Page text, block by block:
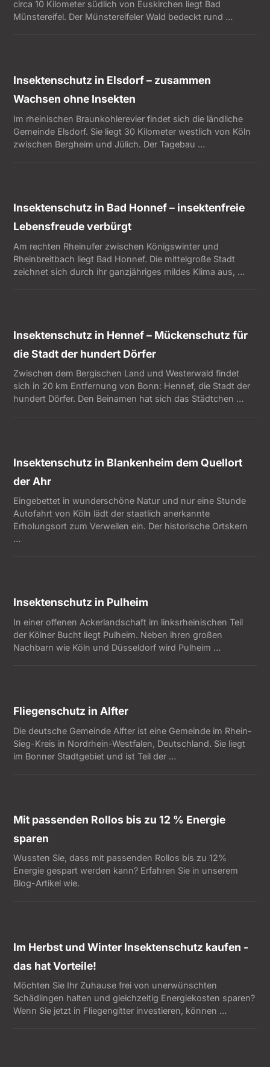
circa 10 Kilometer südlich von Euskirchen liegt Bad
Münstereifel. Der Münstereifeler Wald bedeckt rund …
Insektenschutz in Elsdorf – zusammen
Wachsen ohne Insekten
Im rheinischen Braunkohlerevier findet sich die ländliche
Gemeinde Elsdorf. Sie liegt 30 Kilometer westlich von Köln
zwischen Bergheim und Jülich. Der Tagebau …
Insektenschutz in Bad Honnef – insektenfreie
Lebensfreude verbürgt
Am rechten Rheinufer zwischen Königswinter und
Rheinbreitbach liegt Bad Honnef. Die mittelgroße Stadt
zeichnet sich durch ihr ganzjähriges mildes Klima aus, …
Insektenschutz in Hennef – Mückenschutz für
die Stadt der hundert Dörfer
Zwischen dem Bergischen Land und Westerwald findet
sich in 20 km Entfernung von Bonn: Hennef, die Stadt der
hundert Dörfer. Den Beinamen hat sich das Städtchen …
Insektenschutz in Blankenheim dem Quellort
der Ahr
Eingebettet in wunderschöne Natur und nur eine Stunde
Autofahrt von Köln lädt der staatlich anerkannte
Erholungsort zum Verweilen ein. Der historische Ortskern
…
Insektenschutz in Pulheim
In einer offenen Ackerlandschaft im linksrheinischen Teil
der Kölner Bucht liegt Pulheim. Neben ihren großen
Nachbarn wie Köln und Düsseldorf wird Pulheim …
Fliegenschutz in Alfter
Die deutsche Gemeinde Alfter ist eine Gemeinde im Rhein-
Sieg-Kreis in Nordrhein-Westfalen, Deutschland. Sie liegt
im Bonner Stadtgebiet und ist Teil der …
Mit passenden Rollos bis zu 12 % Energie
sparen
Wussten Sie, dass mit passenden Rollos bis zu 12%
Energie gespart werden kann? Erfahren Sie in unserem
Blog-Artikel wie.
Im Herbst und Winter Insektenschutz kaufen -
das hat Vorteile!
Möchten Sie Ihr Zuhause frei von unerwünschten
Schädlingen halten und gleichzeitig Energiekosten sparen?
Wenn Sie jetzt in Fliegengitter investieren, können …